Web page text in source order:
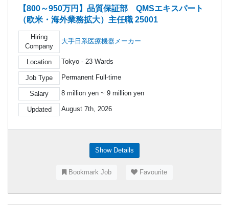
【800～950万円】品質保証部 QMSエキスパート
（欧米・海外業務拡大）主任職 25001
Hiring
Company
大手日系医療機器メーカー
Location Tokyo - 23 Wards
Job Type Permanent Full-time
Salary 8 million yen ~ 9 million yen
Updated August 7th, 2026
Show Details
Bookmark Job Favourite